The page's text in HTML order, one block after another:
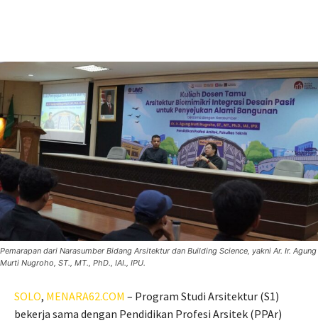
Pemarapan dari Narasumber Bidang Arsitektur dan Building Science, yakni Ar. Ir. Agung
Murti Nugroho, ST., MT., PhD., IAI., IPU.
SOLO, MENARA62.COM – Program Studi Arsitektur (S1)
bekerja sama dengan Pendidikan Profesi Arsitek (PPAr)